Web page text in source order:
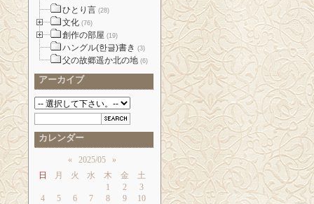
ひとり言 (28)
文化 (76)
創作の部屋 (19)
ハングル(한글)書き (3)
父の故郷遥か北の地 (6)
アーカイブ
カレンダー
« 2025/05
»
日
月 火 水 木 金
土
1
2
3
4
5 6 7 8 9
10